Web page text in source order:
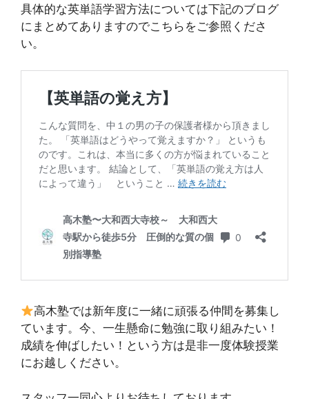
具体的な英単語学習方法については下記のブログ
にまとめてありますのでこちらをご参照くださ
い。
高木塾では新年度に一緒に頑張る仲間を募集し
ています。今、一生懸命に勉強に取り組みたい！
成績を伸ばしたい！という方は是非一度体験授業
にお越しください。